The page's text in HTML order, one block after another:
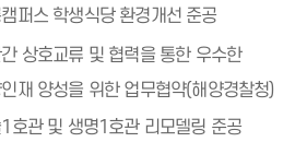
퍼스 학생식당 환경개선 준공
상호교류 및 협력을 통한 우수한
재 양성을 위한 업무협약(해양경찰청)
호관 및 생명1호관 리모델링 준공